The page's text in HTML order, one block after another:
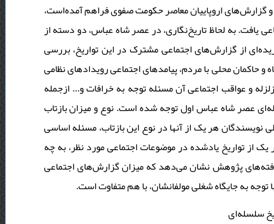
گزارش‌های اروپاییان معاصر حکومت صفوی فراهم آمده‌‌است،
یافت. به لحاظ تاریخ‌نگاری، در عصر شاه عباس، دو دسته از
از گزارش‌های اجتماعی مشترک در این تواریخ، بررسی
محلی با مردم، پیامدهای اجتماعی رویدادهای نظامی
و عواقب اجتماعی آن مسئله توجه به خرافات و... ازجمله
عصر شاه عباس اول توجه شده است. نوع و میزان بازتاب
نویسندگان هر یک از آنها در نوع این بازتاب، مسئله اساسی
تواریخ یادشده در موضوعات اجتماعی مورد نظر، به چه
پژوهش نشان می‌دهد که میزان گزارش‌های اجتماعی
به جایگاه شغلی مولفانشان، با هم متفاوت است.
سلسله‌ای